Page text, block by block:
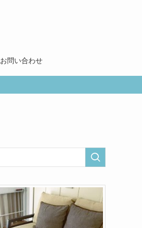
お問い合わせ